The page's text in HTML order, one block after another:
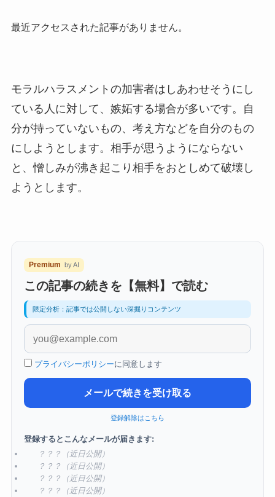
最近アクセスされた記事がありません。
モラルハラスメントの加害者はしあわせそうにし
ている人に対して、嫉妬する場合が多いです。自
分が持っていないもの、考え方などを自分のもの
にしようとします。相手が思うようにならない
と、憎しみが沸き起こり相手をおとしめて破壊し
ようとします。
Premium by AI
この記事の続きを【無料】で読む
限定分析：記事では公開しない深掘りコンテンツ
プライバシーポリシーに同意します
メールで続きを受け取る
登録解除はこちら
登録するとこんなメールが届きます:
？？？（近日公開）
？？？（近日公開）
？？？（近日公開）
？？？（近日公開）